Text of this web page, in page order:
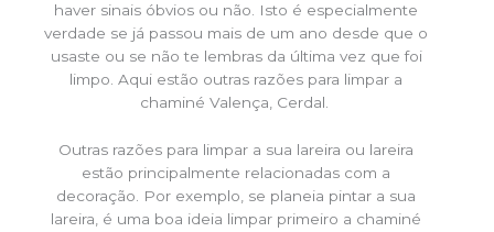
haver sinais óbvios ou não. Isto é especialmente
verdade se já passou mais de um ano desde que o
usaste ou se não te lembras da última vez que foi
limpo. Aqui estão outras razões para limpar a
chaminé Valença, Cerdal.
Outras razões para limpar a sua lareira ou lareira
estão principalmente relacionadas com a
decoração. Por exemplo, se planeia pintar a sua
lareira, é uma boa ideia limpar primeiro a chaminé